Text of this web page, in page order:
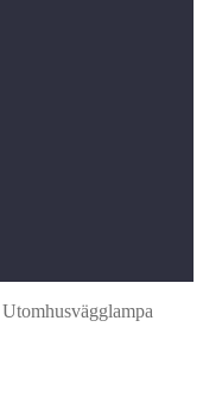
Utomhusvägglampa